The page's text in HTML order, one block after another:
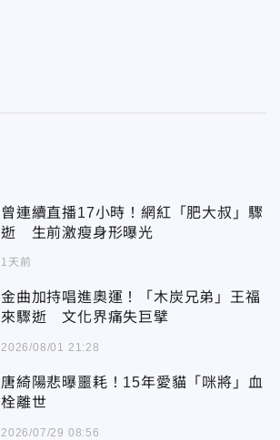
曾連續直播17小時！網紅「肥大叔」驟
逝 生前激瘦身形曝光
1天前
金曲加持唱進奧運！「木炭兄弟」王福
來驟逝 文化界痛失巨擘
2026/08/01 21:28
唐綺陽悲曝噩耗！15年愛貓「咪將」血
栓離世
2026/07/29 08:56